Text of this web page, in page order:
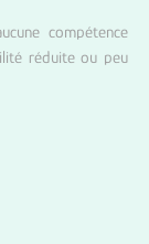
compétence
réduite ou peu